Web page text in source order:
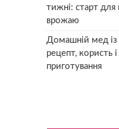
тижні: старт для
врожаю
Домашній мед із
рецепт, користь
приготування